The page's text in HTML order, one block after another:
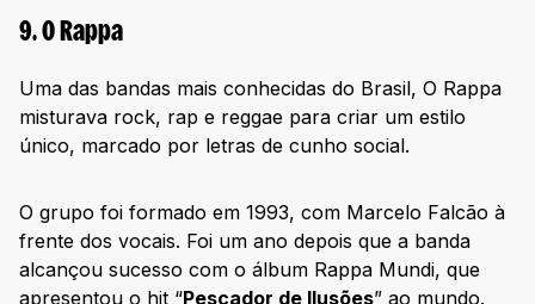
9. O Rappa
Uma das bandas mais conhecidas do Brasil, O Rappa
misturava rock, rap e reggae para criar um estilo
único, marcado por letras de cunho social.
O grupo foi formado em 1993, com Marcelo Falcão à
frente dos vocais. Foi um ano depois que a banda
alcançou sucesso com o álbum Rappa Mundi, que
apresentou o hit “Pescador de Ilusões” ao mundo.